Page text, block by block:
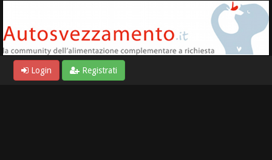
Login Registrati